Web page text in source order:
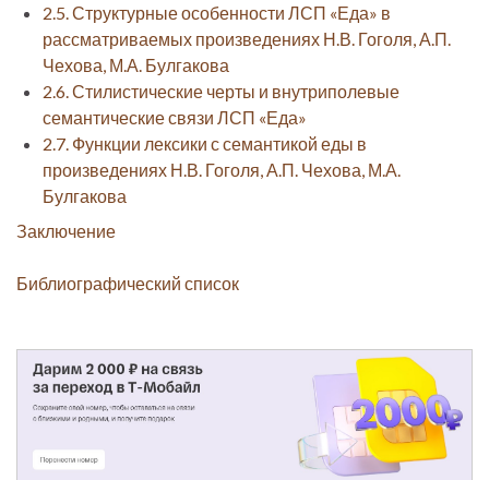
2.5. Структурные особенности ЛСП «Еда» в
рассматриваемых произведениях Н.В. Гоголя, А.П.
Чехова, М.А. Булгакова
2.6. Стилистические черты и внутриполевые
семантические связи ЛСП «Еда»
2.7. Функции лексики с семантикой еды в
произведениях Н.В. Гоголя, А.П. Чехова, М.А.
Булгакова
Заключение
Библиографический список